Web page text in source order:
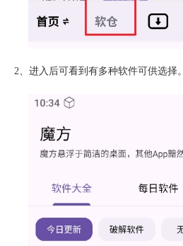
2、进入后可看到有多种软件可供选择。